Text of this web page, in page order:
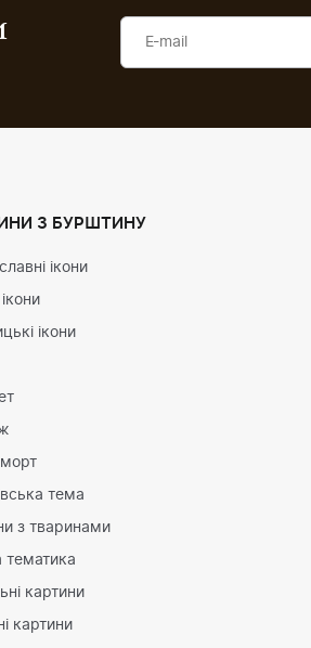
З БУРШТИНУ
ікони
ікони
ікони
тема
з тваринами
тематика
картини
картини